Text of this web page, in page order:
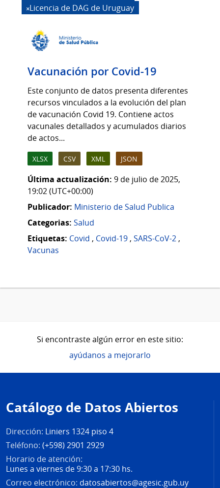
Licencia de DAG de Uruguay
Vacunación por Covid-19
Este conjunto de datos presenta diferentes
recursos vinculados a la evolución del plan
de vacunación Covid 19. Contiene actos
vacunales detallados y acumulados diarios
de actos...
XLSX CSV XML JSON
Última actualización: 9 de julio de 2025,
19:02 (UTC+00:00)
Publicador: Ministerio de Salud Publica
Categorias: Salud
Etiquetas: Covid , Covid-19 , SARS-CoV-2 ,
Vacunas
Si encontraste algún error en este sitio:
ayúdanos a mejorarlo
de
página
Catálogo de Datos Abiertos
Dirección: Liniers 1324 piso 4
Teléfono: (+598) 2901 2929
Horario de atención:
Lunes a viernes de 9:30 a 17:30 hs.
Correo electrónico: datosabiertos@agesic.gub.uy